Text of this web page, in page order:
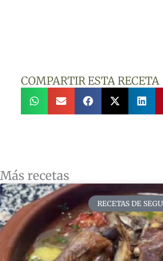
COMPARTIR ESTA RECETA
Más recetas
RECETAS DE